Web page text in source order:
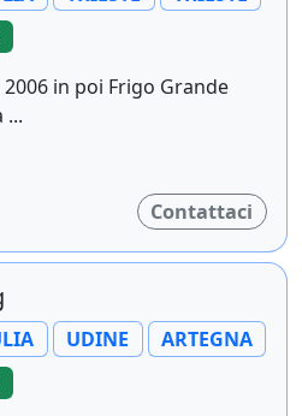
in poi Frigo Grande
...
Contattaci
UDINE
ARTEGNA